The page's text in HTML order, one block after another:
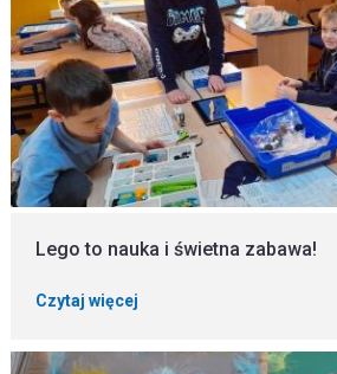
Lego to nauka i świetna zabawa!
Czytaj więcej